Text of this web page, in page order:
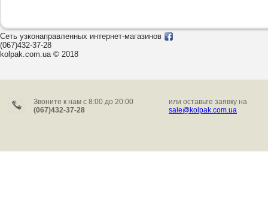
Сеть узконаправленных интернет-магазинов
(067)432-37-28
kolpak.com.ua © 2018
Звоните к нам c 8:00 до 20:00
(067)432-37-28
или оставьте заявку на
sale@kolpak.com.ua